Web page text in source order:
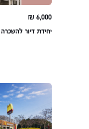
6,000
₪
יחידת דיור להשכרה